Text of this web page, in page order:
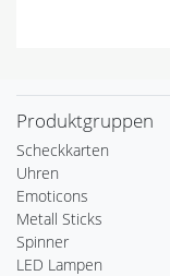
Produktgruppen
Scheckkarten
Uhren
Emoticons
Metall Sticks
Spinner
LED Lampen